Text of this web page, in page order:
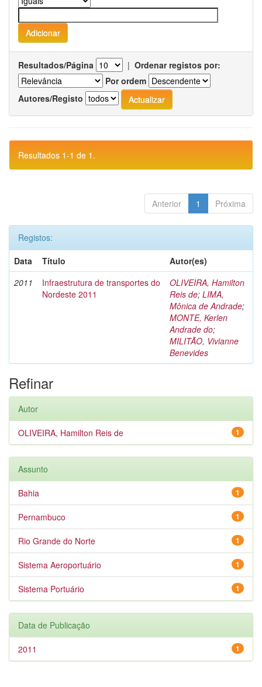
Resultados/Página | Ordenar registos por:
Por ordem
Autores/Registo
Resultados 1-1 de 1.
Anterior 1 Próxima
Registos:
Data
Título
Autor(es)
2011
Infraestrutura de transportes do
Nordeste 2011
OLIVEIRA, Hamilton
Reis de; LIMA,
Mônica de Andrade;
MONTE, Kerlen
Andrade do;
MILITÃO, Vivianne
Benevides
Refinar
Autor
1
OLIVEIRA, Hamilton Reis de
Assunto
1
Bahia
1
Pernambuco
1
Rio Grande do Norte
1
Sistema Aeroportuário
1
Sistema Portuário
Data de Publicação
1
2011